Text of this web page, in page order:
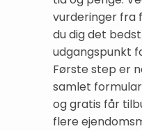
vurderinger fra
du dig det
udgangspunkt
Første step er
samlet
og gratis får
flere